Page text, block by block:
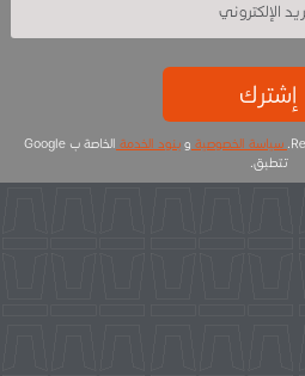
إشترك
سياسة الخصوصية وبنود الخدمة
الخاصة ب Google
تتطبق.